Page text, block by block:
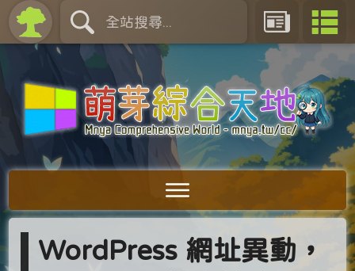
WordPress 網址異動，